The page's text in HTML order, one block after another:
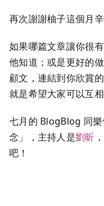
再次謝謝柚子這個月
如果哪篇文章讓你很
他知道；或是更好的
顧文，連結到你欣賞
就是希望大家可以互
七月的 BlogBlog 同
念」，主持人是劉昕
吧！